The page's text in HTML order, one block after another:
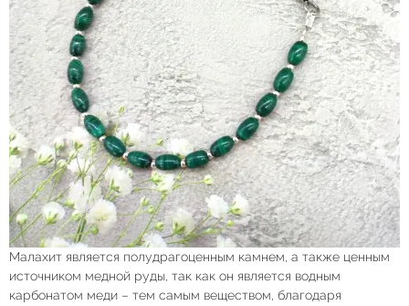
Малахит является полудрагоценным камнем, а также ценным
источником медной руды, так как он является водным
карбонатом меди – тем самым веществом, благодаря